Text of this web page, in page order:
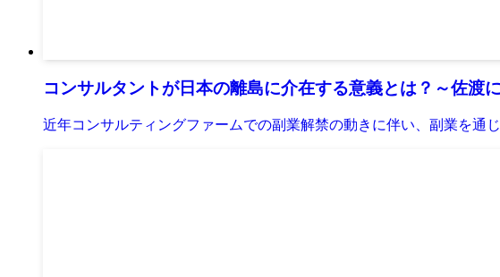
コンサルタントが日本の離島に介在する意義とは？～佐渡
近年コンサルティングファームでの副業解禁の動きに伴い、副業を